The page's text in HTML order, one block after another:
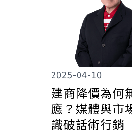
2025-04-10
建商降價為何
應？媒體與市
識破話術行銷